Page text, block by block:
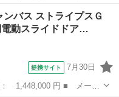
レード名： カスタム
ートエアコン 電動格納
ンバス ストライプスＧ
動スライドドア…
提携サイト 7月30日